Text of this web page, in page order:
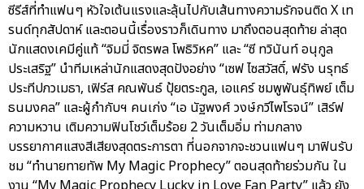
ซีรีส์ที่ทำแฟนๆ หัวใจเต้นแรงและลุ้นไปกับเส้นทางความรักจนติด X เท
รนด์ทุกสัปดาห์ และตอนนี้เรื่องราวก็เดินทาง มาถึงตอนสุดท้าย ล่าสุด
นักแสดงเคมีคู่แท้ “จิมมี่ จิตรพล โพธิวิหค” และ “ซี ทวินันท์ อนุกูล
ประเสริฐ” นำทีมเหล่านักแสดงสุดปังอย่าง “เซฟ ไซสวัสดิ์, ฟรัง นรุทธ์
ประทีปภวเมธา, เฟิร์ส คณพันธ์ ปุ้ยตระกูล, เอแคร์ ชมพูพันธุ์ทิพย์ เต็ม
ธนมงคล” และผู้กำกับฯ คนเก่ง “เอ นัฐพงศ์ วงษ์กวีไพโรจน์” เสิร์ฟ
ความหวาน เติมความฟินโชว์เต็มร้อย 2 วันเต็มอิ่ม ท่ามกลาง
บรรยากาศแสงสีเสียงสุดตระการตา ที่นอกจากจะชวนแฟนๆ มาฟินรับ
ชม “ทำนายทายทัพ My Magic Prophecy” ตอนสุดท้ายร่วมกัน ใน